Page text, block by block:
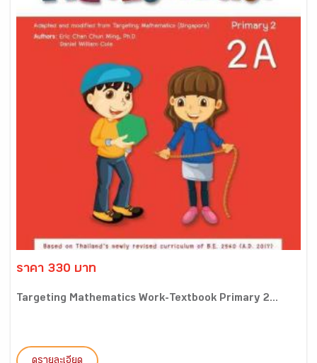
ราคา 330 บาท
Targeting Mathematics Work-Textbook Primary 2...